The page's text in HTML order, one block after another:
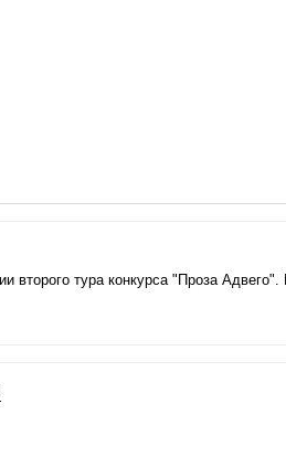
тура конкурса "Проза Адвего".